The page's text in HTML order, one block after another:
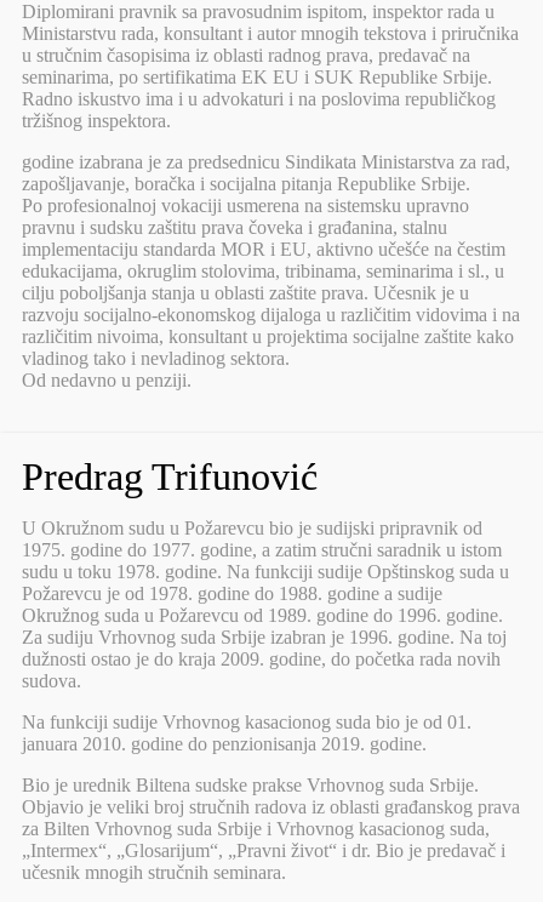
Diplomirani pravnik sa pravosudnim ispitom, inspektor rada u
Ministarstvu rada, konsultant i autor mnogih tekstova i priručnika
u stručnim časopisima iz oblasti radnog prava, predavač na
seminarima, po sertifikatima EK EU i SUK Republike Srbije.
Radno iskustvo ima i u advokaturi i na poslovima republičkog
tržišnog inspektora.
godine izabrana je za predsednicu Sindikata Ministarstva za rad,
zapošljavanje, boračka i socijalna pitanja Republike Srbije.
Po profesionalnoj vokaciji usmerena na sistemsku upravno
pravnu i sudsku zaštitu prava čoveka i građanina, stalnu
implementaciju standarda MOR i EU, aktivno učešće na čestim
edukacijama, okruglim stolovima, tribinama, seminarima i sl., u
cilju poboljšanja stanja u oblasti zaštite prava. Učesnik je u
razvoju socijalno-ekonomskog dijaloga u različitim vidovima i na
različitim nivoima, konsultant u projektima socijalne zaštite kako
vladinog tako i nevladinog sektora.
Od nedavno u penziji.
Predrag Trifunović
U Okružnom sudu u Požarevcu bio je sudijski pripravnik od
1975. godine do 1977. godine, a zatim stručni saradnik u istom
sudu u toku 1978. godine. Na funkciji sudije Opštinskog suda u
Požarevcu je od 1978. godine do 1988. godine a sudije
Okružnog suda u Požarevcu od 1989. godine do 1996. godine.
Za sudiju Vrhovnog suda Srbije izabran je 1996. godine. Na toj
dužnosti ostao je do kraja 2009. godine, do početka rada novih
sudova.
Na funkciji sudije Vrhovnog kasacionog suda bio je od 01.
januara 2010. godine do penzionisanja 2019. godine.
Bio je urednik Biltena sudske prakse Vrhovnog suda Srbije.
Objavio je veliki broj stručnih radova iz oblasti građanskog prava
za Bilten Vrhovnog suda Srbije i Vrhovnog kasacionog suda,
„Intermex“, „Glosarijum“, „Pravni život“ i dr. Bio je predavač i
učesnik mnogih stručnih seminara.